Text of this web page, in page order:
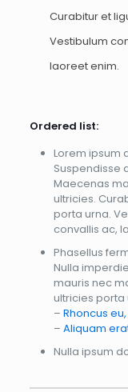
Curabitur et
Vestibulum
laoreet enim.
Ordered list:
Lorem ipsum
Suspendisse
Maecenas
ultricies.
porta urna.
convallis ac,
Phasellus
Nulla
mauris nec
ultricies porta
– Rhoncus
– Aliquam
Nulla ipsum